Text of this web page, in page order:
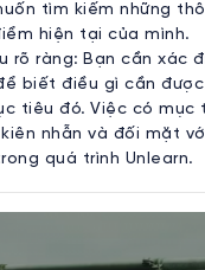
tìm kiếm những
hiện tại của mình.
rõ ràng: Bạn cần xác
biết điều gì cần được
tiêu đó. Việc có mục
nhẫn và đối mặt
quá trình Unlearn.